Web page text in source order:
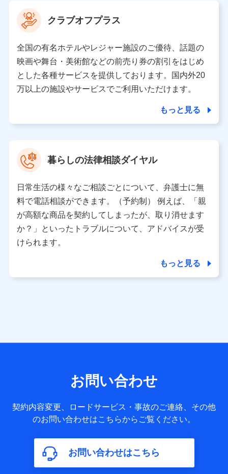
上記に係る案内・手続き・管理等付帯業務を行うため
【当該個人データの管理について責任を有する者の名称・住
所・代表者名】
当該個人データを取り扱う各共同利用者（詳細は次のとお
り）
東京都千代田区永田町2丁目11番1号 山王パークタワー
株式会社NTTドコモ 代表取締役社長 前田 義晃
東京都中央区日本橋人形町2-14-10 アーバンネット日本橋
ビル 3F
※ 当社および株式会社NTTドコモは、お客さまの情報を利
データ憲章」に定める行動原則を順守します 。
※ パーソナルデータダッシュボードの「第三者提供の管
理」の設定状態にかかわらず、共同利用する場合がありま
※ dポイントクラブ会員ではないお客さま（2019年12月11
日以降、一度もdポイントクラブ会員であったことがないお
個人データは、こちら の利用目的の範囲内に限って共同利
用します。
サービス提供等を通じて取得した、以下の情報などの個人デ
基本情報
氏名、電話番号、メールアドレス、お客さまの識別子、
属性、連絡先、dポイントサービスのご利用に関する情
構成、住所、dポイント残高、dポイント利用履歴などが
含まれます。
利用情報
クラブオフプラス
全国の有名ホテルやレジャー施設のご優待、話題の
映画や舞台・美術館などの前売り券の割引をはじめ
とした各種サービスを提供しております。国内外20
万以上の施設やサービスでご利用いただけます。
もっと見る
暮らしの法律相談ダイヤル
日常生活の様々なご相談ごとについて、弁護士に無
料で電話相談ができます。（予約制） 例えば、「親
が高額な商品を契約してしまったが、取り消せます
か？」といったトラブルについて、アドバイスが受
けられます。
もっと見る
お問い合わせ
契約内容変更、ロードサービス・事故のご連絡、その他
のお問い合わせはこちらからご覧ください。
お問い合わせはこちら